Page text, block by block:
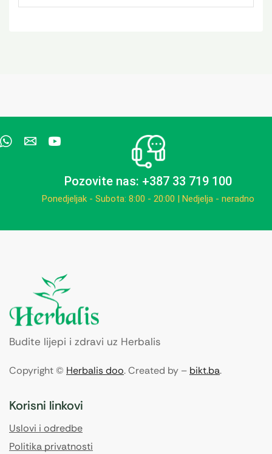
Pozovite nas: +387 33 719 100
Ponedjeljak - Subota: 8:00 - 20:00 | Nedjelja - neradno
Budite lijepi i zdravi uz Herbalis
Copyright © Herbalis doo. Created by – bikt.ba.
Korisni linkovi
Uslovi i odredbe
Politika privatnosti